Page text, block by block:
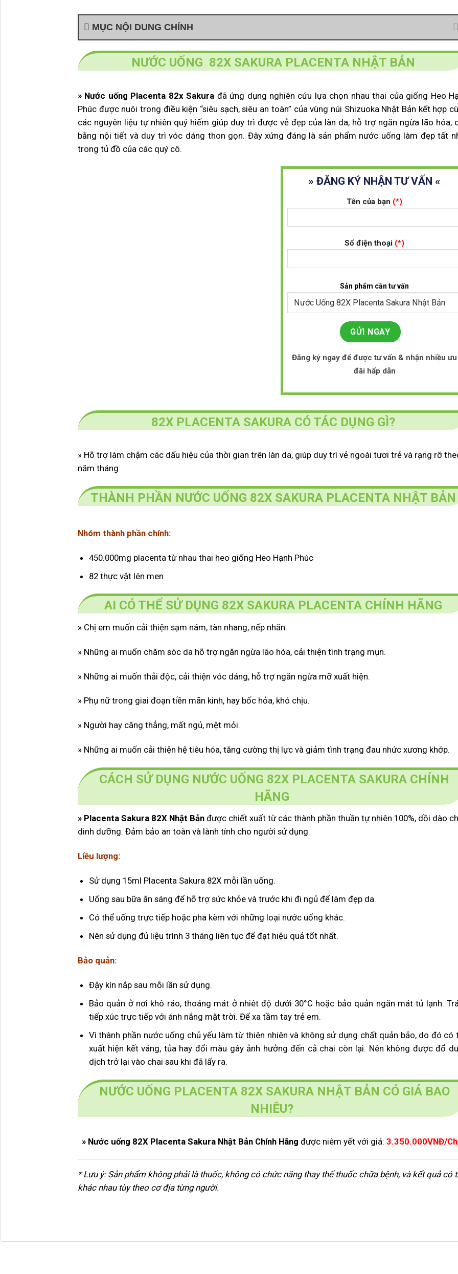
MỤC NỘI DUNG CHÍNH
NƯỚC UỐNG 82X SAKURA PLACENTA NHẬT BẢN
» Nước uống Placenta 82x Sakura đã ứng dụng nghiên cứu lựa chọn nhau thai của giống Heo
Phúc được nuôi trong điều kiện “siêu sạch, siêu an toàn” của vùng núi Shizuoka Nhật Bản kết hợp
các nguyên liệu tự nhiên quý hiếm giúp duy trì được vẻ đẹp của làn da, hỗ trợ ngăn ngừa lão hóa,
bằng nội tiết và duy trì vóc dáng thon gọn. Đây xứng đáng là sản phẩm nước uống làm đẹp tất
trong tủ đồ của các quý cô.
» ĐĂNG KÝ NHẬN TƯ VẤN «
Tên của bạn (*)
Số điện thoại (*)
Sản phẩm cần tư vấn
Đăng ký ngay để được tư vấn & nhận nhiều ưu
đãi hấp dẫn
82X PLACENTA SAKURA CÓ TÁC DỤNG GÌ?
» Hỗ trợ làm chậm các dấu hiệu của thời gian trên làn da, giúp duy trì vẻ ngoài tươi trẻ và rạng rỡ
năm tháng
THÀNH PHẦN NƯỚC UỐNG 82X SAKURA PLACENTA NHẬT BẢN
Nhóm thành phần chính:
450.000mg placenta từ nhau thai heo giống Heo Hạnh Phúc
82 thực vật lên men
AI CÓ THỂ SỬ DỤNG 82X SAKURA PLACENTA CHÍNH HÃNG
» Chị em muốn cải thiện sạm nám, tàn nhang, nếp nhăn.
» Những ai muốn chăm sóc da hỗ trợ ngăn ngừa lão hóa, cải thiện tình trạng mụn.
» Những ai muốn thải độc, cải thiện vóc dáng, hỗ trợ ngăn ngừa mỡ xuất hiện.
» Phụ nữ trong giai đoạn tiền mãn kinh, hay bốc hỏa, khó chịu.
» Người hay căng thẳng, mất ngủ, mệt mỏi.
» Những ai muốn cải thiện hệ tiêu hóa, tăng cường thị lực và giảm tình trạng đau nhức xương khớp.
CÁCH SỬ DỤNG NƯỚC UỐNG 82X PLACENTA SAKURA CHÍNH
HÃNG
» Placenta Sakura 82X Nhật Bản được chiết xuất từ các thành phần thuần tự nhiên 100%, dồi dào
dinh dưỡng. Đảm bảo an toàn và lành tính cho người sử dụng.
Liều lượng:
Sử dụng 15ml Placenta Sakura 82X mỗi lần uống.
Uống sau bữa ăn sáng để hỗ trợ sức khỏe và trước khi đi ngủ để làm đẹp da.
Có thể uống trực tiếp hoặc pha kèm với những loại nước uống khác.
Nên sử dụng đủ liệu trình 3 tháng liên tục để đạt hiệu quả tốt nhất.
Bảo quản:
Đậy kín nắp sau mỗi lần sử dụng.
Bảo quản ở nơi khô ráo, thoáng mát ở nhiêt độ dưới 30°C hoặc bảo quản ngăn mát tủ lạnh.
tiếp xúc trực tiếp với ánh nắng mặt trời. Để xa tầm tay trẻ em.
Vì thành phần nước uống chủ yếu làm từ thiên nhiên và không sử dụng chất quản bảo, do đó có
xuất hiện kết váng, tủa hay đổi màu gây ảnh hưởng đến cả chai còn lại. Nên không được đổ
dịch trở lại vào chai sau khi đã lấy ra.
NƯỚC UỐNG PLACENTA 82X SAKURA NHẬT BẢN CÓ GIÁ BAO
NHIÊU?
» Nước uống 82X Placenta Sakura Nhật Bản Chính Hãng được niêm yết với giá: 3.350.000VNĐ/
* Lưu ý: Sản phẩm không phải là thuốc, không có chức năng thay thế thuốc chữa bệnh, và kết quả có
khác nhau tùy theo cơ địa từng người.